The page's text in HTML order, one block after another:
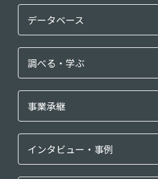
データベース
調べる・学ぶ
事業承継
インタビュー・事例